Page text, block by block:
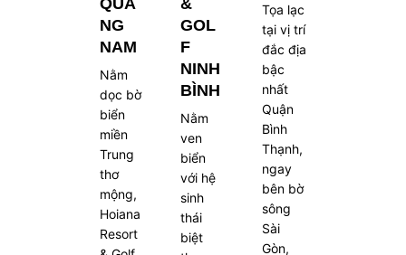
NG
NAM
Nằm
dọc bờ
biển
miền
Trung
thơ
mộng,
Hoiana
Resort
GOL
F
NINH
BÌNH
Nằm
ven
biển
với hệ
sinh
thái
biệt
Tọa lạc
tại vị trí
đắc địa
bậc
nhất
Quận
Bình
Thạnh,
ngay
bên bờ
sông
Sài
Gòn,